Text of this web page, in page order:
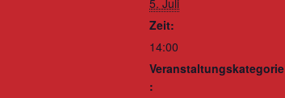
Zeit:
14:00
Veranstaltungskategorie
: